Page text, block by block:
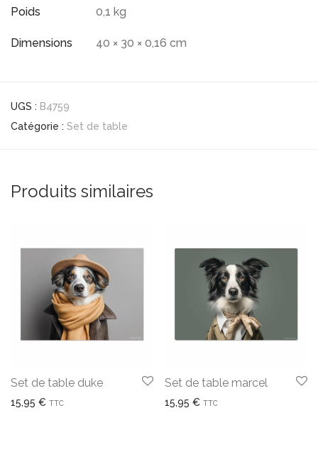
Poids 0,1 kg
Dimensions 40 × 30 × 0,16 cm
UGS : B4759
Catégorie : Set de table
Produits similaires
Set de table duke
15,95 € TTC
Set de table marcel
15,95 € TTC